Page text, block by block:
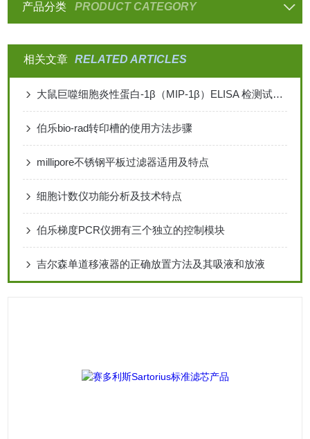
产品分类 PRODUCT CATEGORY
相关文章 RELATED ARTICLES
大鼠巨噬细胞炎性蛋白-1β（MIP-1β）ELISA 检测试剂盒说明书
伯乐bio-rad转印槽的使用方法步骤
millipore不锈钢平板过滤器适用及特点
细胞计数仪功能分析及技术特点
伯乐梯度PCR仪拥有三个独立的控制模块
吉尔森单道移液器的正确放置方法及其吸液和放液